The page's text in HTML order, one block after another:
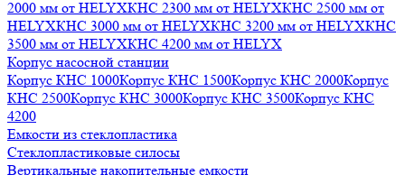
2000 мм от HELYXКНС 2300 мм от HELYXКНС 2500 мм от
HELYXКНС 3000 мм от HELYXКНС 3200 мм от HELYXКНС
3500 мм от HELYXКНС 4200 мм от HELYX
Корпус насосной станции
Корпус КНС 1000Корпус КНС 1500Корпус КНС 2000Корпус
КНС 2500Корпус КНС 3000Корпус КНС 3500Корпус КНС
4200
Емкости из стеклопластика
Стеклопластиковые силосы
Вертикальные накопительные емкости